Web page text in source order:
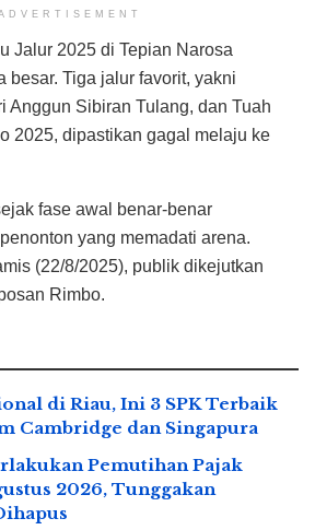
Jalur 2025 di Tepian Narosa
besar. Tiga jalur favorit, yakni
Anggun Sibiran Tulang, dan Tuah
2025, dipastikan gagal melaju ke
fase awal benar-benar
yang memadati arena.
(22/8/2025), publik dikejutkan
Rimbo.
di Riau, Ini 3 SPK Terbaik
Cambridge dan Singapura
Pemutihan Pajak
2026, Tunggakan